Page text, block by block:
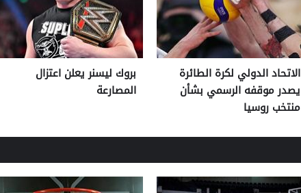
الاتحاد الدولي لكرة الطائرة
يصدر موقفه الرسمي بشأن
منتخب روسيا
بروك ليسنر يعلن اعتزال
المصارعة